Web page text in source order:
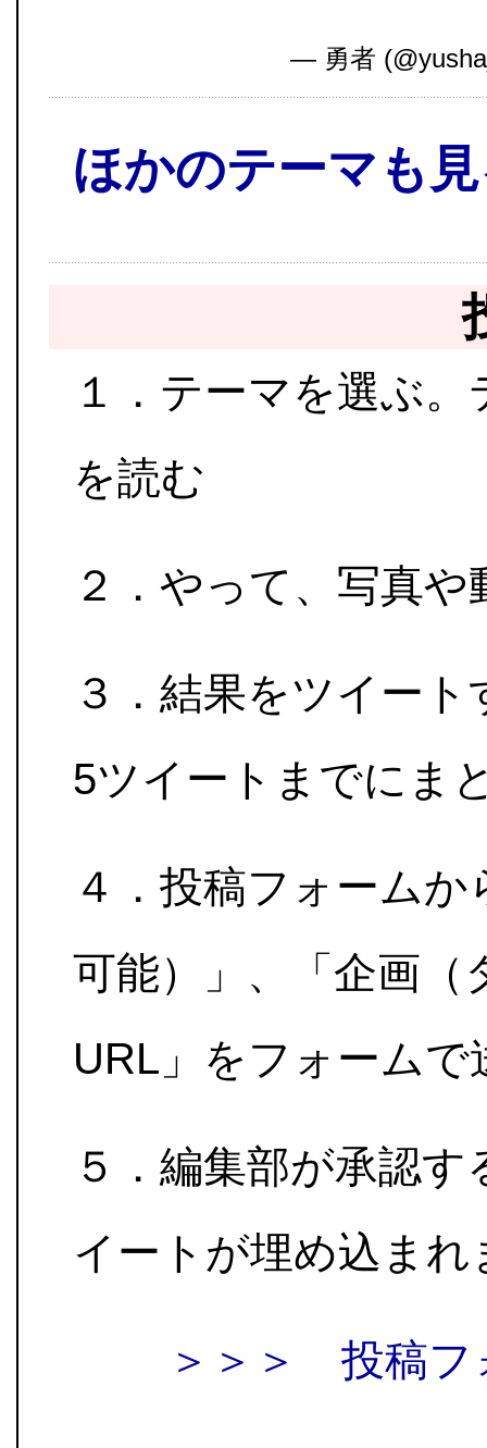
— 勇者
ほかのテーマも
１．テーマを選ぶ
を読む
２．やって、写真や
３．結果をツイー
5ツイートまでにま
４．投稿フォーム
可能）」、「企画（
URL」をフォームで
５．編集部が承認
イートが埋め込まれ
＞＞＞ 投稿